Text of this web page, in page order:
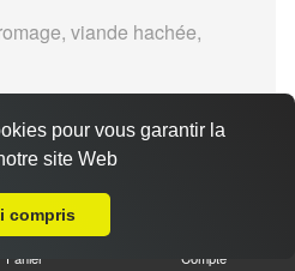
viande hachée,
Panier Compte
pour vous garantir la
site Web
compris